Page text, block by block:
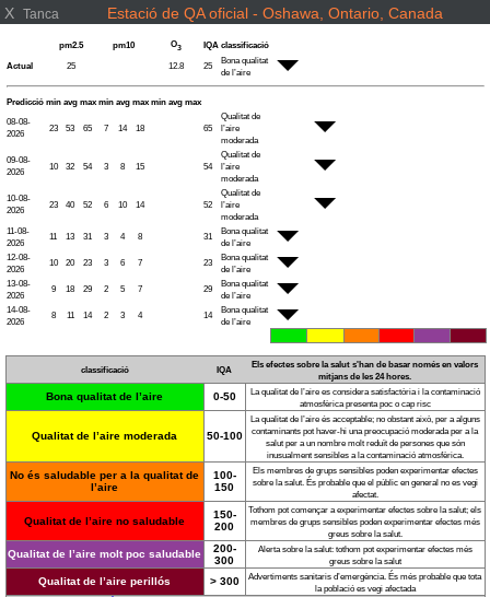
X Tanca Estació de QA oficial - Oshawa, Ontario, Canada
pm2.5 pm10 O3 IQA classificació
Actual
25 12.8 25
Bona qualitat
de l’aire
Predicció min avg max min avg max min avg max
08-08-
2026
23 53 65 7 14 18 65
Qualitat de
l’aire
moderada
09-08-
2026
10 32 54 3 8 15 54
Qualitat de
l’aire
moderada
10-08-
2026
23 40 52 6 10 14 52
Qualitat de
l’aire
moderada
11-08-
2026
11 13 31 3 4 8 31
Bona qualitat
de l’aire
12-08-
2026
10 20 23 3 6 7 23
Bona qualitat
de l’aire
13-08-
2026
9 18 29 2 5 7 29
Bona qualitat
de l’aire
14-08-
2026
8 11 14 2 3 4 14
Bona qualitat
de l’aire
classificació IQA
Els efectes sobre la salut s'han de basar només en valors
mitjans de les 24 hores.
Bona qualitat de l’aire 0-50
La qualitat de l’aire es considera satisfactòria i la contaminació
atmosfèrica presenta poc o cap risc
Qualitat de l’aire moderada 50-100
La qualitat de l’aire és acceptable; no obstant això, per a alguns
contaminants pot haver-hi una preocupació moderada per a la
salut per a un nombre molt reduït de persones que són
inusualment sensibles a la contaminació atmosfèrica.
No és saludable per a la qualitat de
l’aire
100-
150
Els membres de grups sensibles poden experimentar efectes
sobre la salut. És probable que el públic en general no es vegi
afectat.
Qualitat de l’aire no saludable
150-
200
Tothom pot començar a experimentar efectes sobre la salut; els
membres de grups sensibles poden experimentar efectes més
greus sobre la salut.
Qualitat de l’aire molt poc saludable
200-
300
Alerta sobre la salut: tothom pot experimentar efectes més
greus sobre la salut
Qualitat de l’aire perillós > 300
Advertiments sanitaris d’emergència. És més probable que tota
la població es vegi afectada